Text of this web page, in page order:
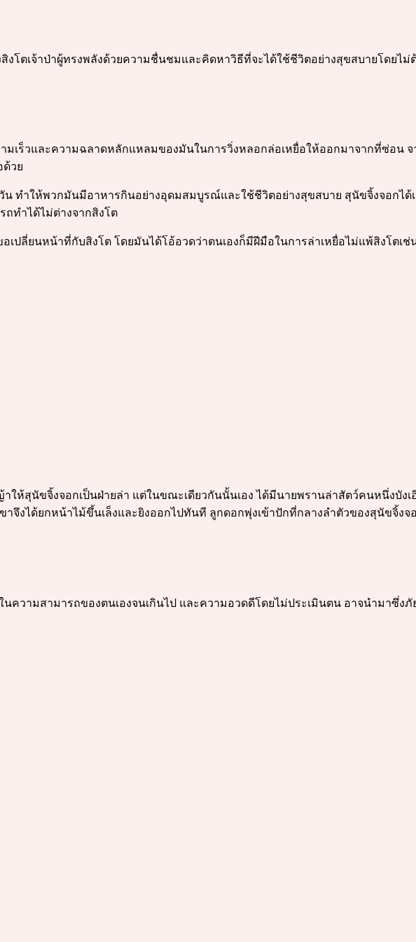
งโตเจ้าป่าผู้ทรงพลังด้วยความชื่นชมและคิดหาวิธีที่จะได้ใช้ชีวิตอย่างสุขสบายโดยไ
เร็วและความฉลาดหลักแหลมของมันในการวิ่งหลอกล่อเหยื่อให้ออกมาจากที่ซ่อน จ
ด้วย
ทำให้พวกมันมีอาหารกินอย่างอุดมสมบูรณ์และใช้ชีวิตอย่างสุขสบาย สุนัขจิ้งจอกได้
ถทำได้ไม่ต่างจากสิงโต
เปลี่ยนหน้าที่กับสิงโต โดยมันได้โอ้อวดว่าตนเองก็มีฝีมือในการล่าเหยื่อไม่แพ้สิงโตเ
ห้สุนัขจิ้งจอกเป็นฝ่ายล่า แต่ในขณะเดียวกันนั้นเอง ได้มีนายพรานล่าสัตว์คนหนึ่งบัง
าจึงได้ยกหน้าไม้ขึ้นเล็งและยิงออกไปทันที ลูกดอกพุ่งเข้าปักที่กลางลำตัวของสุนัขจิ้ง
ความสามารถของตนเองจนเกินไป และความอวดดีโดยไม่ประเมินตน อาจนำมาซึ่งภั